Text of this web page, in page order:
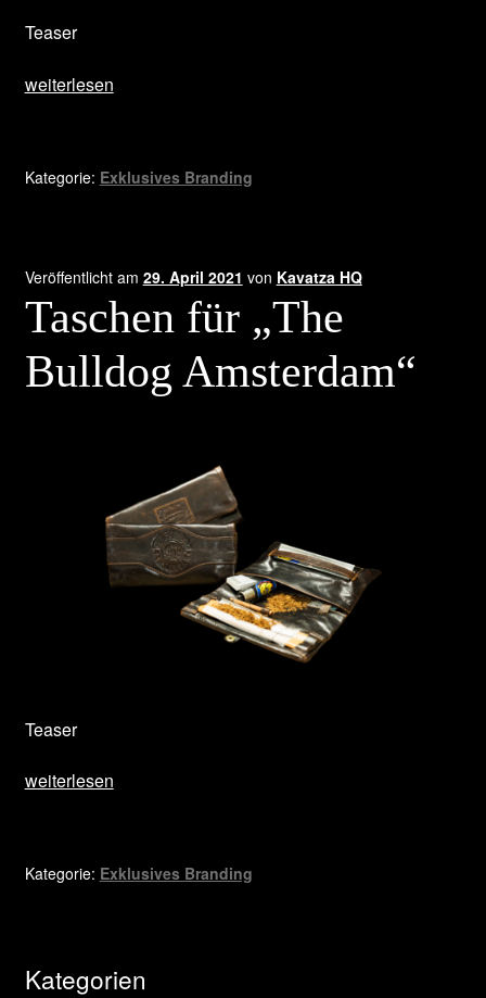
Teaser
Buch
gemeinsam
Marks
weiterlesen
Kategorie: Exklusives Branding
Veröffentlicht am 29. April 2021 von Kavatza HQ
Taschen für „The
Bulldog Amsterdam“
Teaser
Taschen
Amsterdam“
weiterlesen
Kategorie: Exklusives Branding
Kategorien